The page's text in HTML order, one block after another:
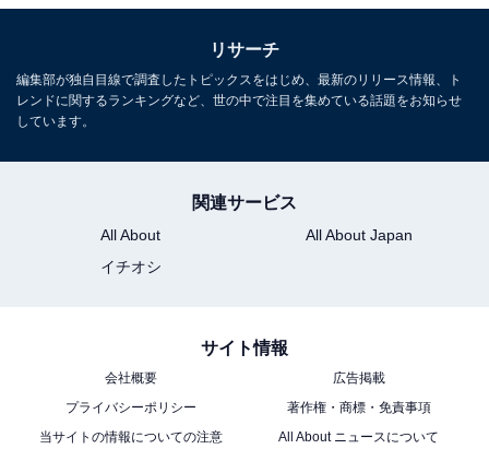
リサーチ
編集部が独自目線で調査したトピックスをはじめ、最新のリリース情報、ト
レンドに関するランキングなど、世の中で注目を集めている話題をお知らせ
しています。
関連サービス
All About
All About Japan
イチオシ
サイト情報
会社概要
広告掲載
プライバシーポリシー
著作権・商標・免責事項
当サイトの情報についての注意
All About ニュースについて